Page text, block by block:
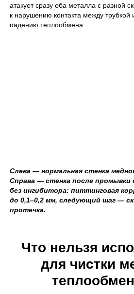
атакует сразу оба металла с разной
к нарушению контакта между трубкой
падению теплообмена.
Слева — нормальная стенка
Справа — стенка после промывки
без ингибитора: питтинговая
до 0,1–0,2 мм, следующий шаг —
протечка.
Что нельзя
для чистки